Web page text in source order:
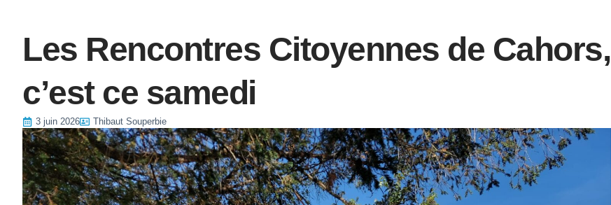
Les Rencontres Citoyennes de Cahors,
c’est ce samedi
3 juin 2026 Thibaut Souperbie